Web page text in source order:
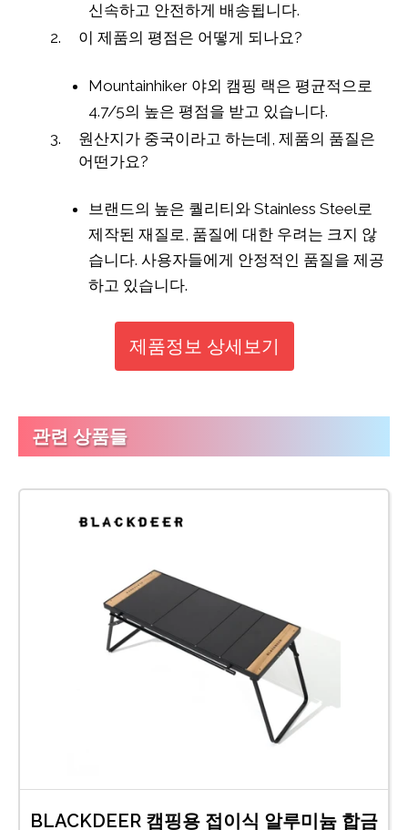
신속하고 안전하게 배송됩니다.
이 제품의 평점은 어떻게 되나요?
Mountainhiker 야외 캠핑 랙은 평균적으로
4.7/5의 높은 평점을 받고 있습니다.
원산지가 중국이라고 하는데, 제품의 품질은
어떤가요?
브랜드의 높은 퀄리티와 Stainless Steel로
제작된 재질로, 품질에 대한 우려는 크지 않
습니다. 사용자들에게 안정적인 품질을 제공
하고 있습니다.
제품정보 상세보기
관련 상품들
BLACKDEER 캠핑용 접이식 알루미늄 합금